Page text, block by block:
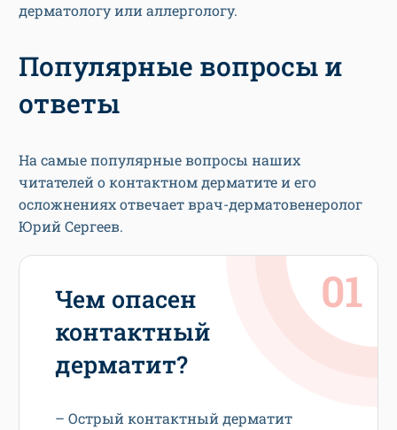
дерматологу или аллергологу.
Популярные вопросы и
ответы
На самые популярные вопросы наших
читателей о контактном дерматите и его
осложнениях отвечает врач-дерматовенеролог
Юрий Сергеев.
Чем опасен
контактный
дерматит?
– Острый контактный дерматит